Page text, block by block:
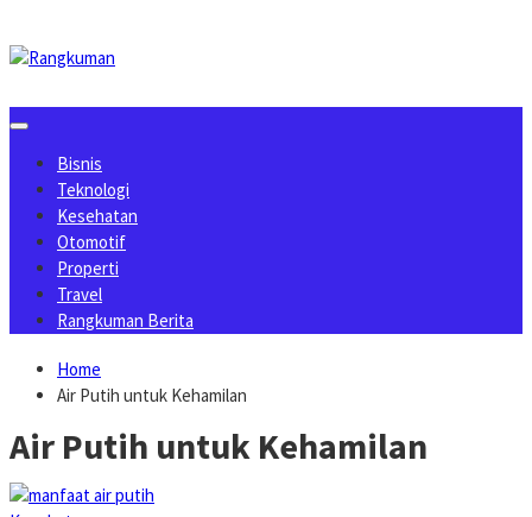
to
content
Bisnis
Teknologi
Kesehatan
Otomotif
Properti
Travel
Rangkuman Berita
Home
Air Putih untuk Kehamilan
Air Putih untuk Kehamilan